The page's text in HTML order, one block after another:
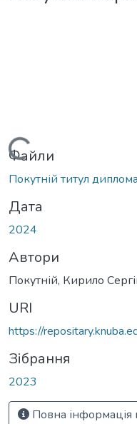
Вантажиться...
Файли
Покутній титул
Дата
2024
Автори
Покутній, Кирило
URI
https://
Зібрання
2023
Повна інформація